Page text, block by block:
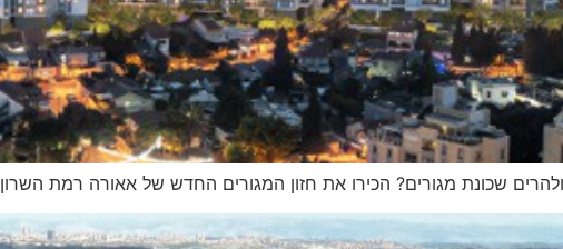
שכונת מגורים? הכירו את חזון המגורים החדש של אאורה רמת השרון